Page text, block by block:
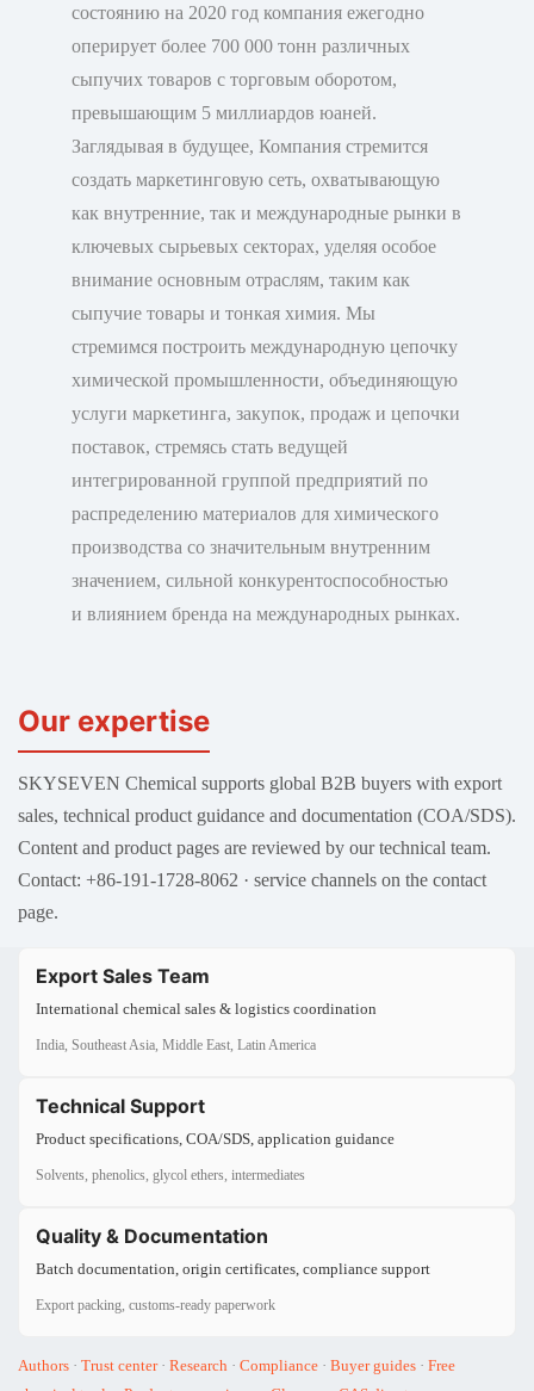
состоянию на 2020 год компания ежегодно
оперирует более 700 000 тонн различных
сыпучих товаров с торговым оборотом,
превышающим 5 миллиардов юаней.
Заглядывая в будущее, Компания стремится
создать маркетинговую сеть, охватывающую
как внутренние, так и международные рынки в
ключевых сырьевых секторах, уделяя особое
внимание основным отраслям, таким как
сыпучие товары и тонкая химия. Мы
стремимся построить международную цепочку
химической промышленности, объединяющую
услуги маркетинга, закупок, продаж и цепочки
поставок, стремясь стать ведущей
интегрированной группой предприятий по
распределению материалов для химического
производства со значительным внутренним
значением, сильной конкурентоспособностью
и влиянием бренда на международных рынках.
Our expertise
SKYSEVEN Chemical supports global B2B buyers with export
sales, technical product guidance and documentation (COA/SDS).
Content and product pages are reviewed by our technical team.
Contact: +86-191-1728-8062 · service channels on the contact
page.
Export Sales Team
International chemical sales & logistics coordination
India, Southeast Asia, Middle East, Latin America
Technical Support
Product specifications, COA/SDS, application guidance
Solvents, phenolics, glycol ethers, intermediates
Quality & Documentation
Batch documentation, origin certificates, compliance support
Export packing, customs-ready paperwork
Authors · Trust center· Research · Compliance · Buyer guides · Free